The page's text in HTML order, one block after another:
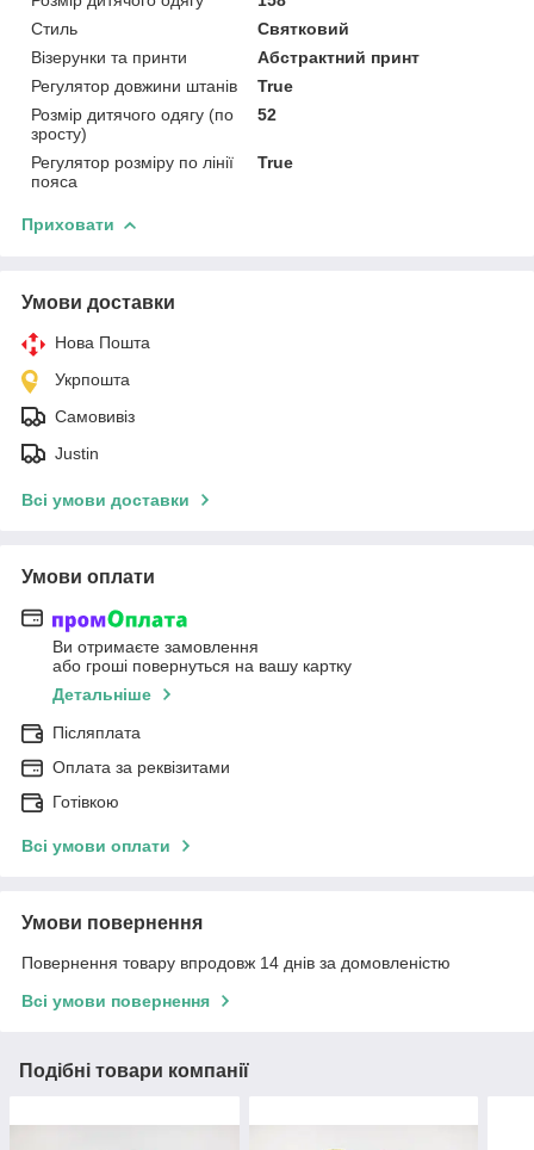
Стиль
Святковий
Візерунки та принти
Абстрактний принт
Регулятор довжини штанів
True
Розмір дитячого одягу (по
зросту)
52
Регулятор розміру по лінії
пояса
True
Приховати
Умови доставки
Нова Пошта
Укрпошта
Самовивіз
Justin
Всі умови доставки
Умови оплати
Ви отримаєте замовлення
або гроші повернуться на вашу картку
Детальніше
Післяплата
Оплата за реквізитами
Готівкою
Всі умови оплати
Умови повернення
Повернення товару впродовж 14 днів за домовленістю
Всі умови повернення
Подібні товари компанії